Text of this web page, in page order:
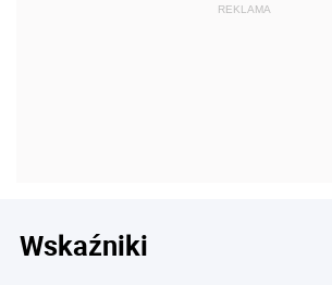
Wskaźniki